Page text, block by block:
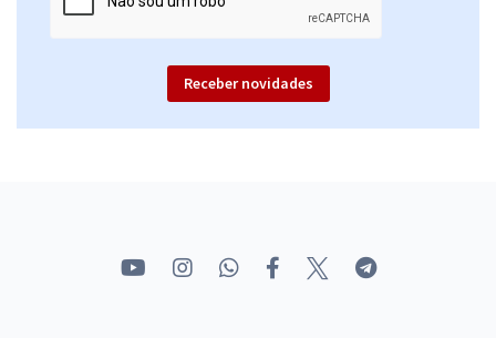
Receber novidades